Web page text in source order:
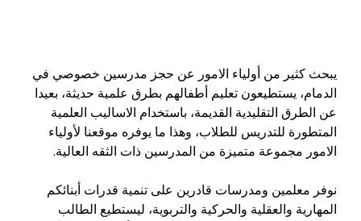
يبحث كثير من أولياء الامور عن حجز مدرسين خصوصي في
الدمام، يستطيعون تعليم أطفالهم بطرق علمية حديثة، بعيدا
عن الطرق التقليدية القديمة، باستخدام الاساليب العلمية
المتطورة للتدريس للطلاب، وهذا ما يوفره موقعنا لأولياء
الامور مجموعة متميزة من المدرسين ذات الثقه العالية.
نوفر معلمين ومدرسات قادرين على تنمية قدرات أبنائكم
المهارية والعقلية والحركية والتربوية، ليستطيع الطالب